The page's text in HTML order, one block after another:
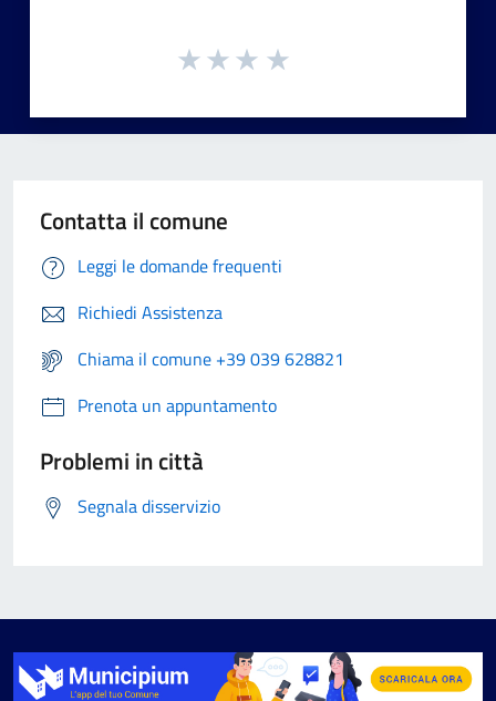
Contatta il comune
Leggi le domande frequenti
Richiedi Assistenza
Chiama il comune +39 039 628821
Prenota un appuntamento
Problemi in città
Segnala disservizio